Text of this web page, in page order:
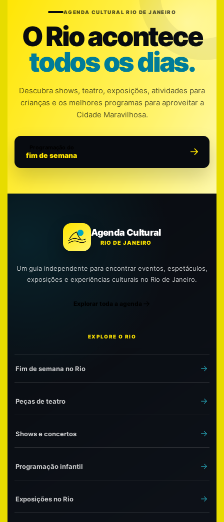
AGENDA CULTURAL RIO DE JANEIRO
O Rio acontece
todos os dias.
Descubra shows, teatro, exposições, atividades para
crianças e os melhores programas para aproveitar a
Cidade Maravilhosa.
fim de semana
Agenda Cultural
RIO DE JANEIRO
Um guia independente para encontrar eventos, espetáculos,
exposições e experiências culturais no Rio de Janeiro.
Explorar toda a agenda
EXPLORE O RIO
Fim de semana no Rio
Peças de teatro
Shows e concertos
Programação infantil
Exposições no Rio